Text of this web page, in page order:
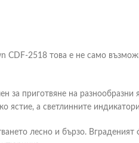
CDF-2518 това е не само
приготвяне на разнообразни
ястие, а светлинните
лесно и бързо.